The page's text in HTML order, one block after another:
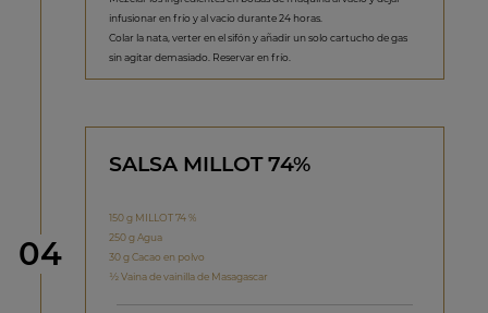
infusionar en frío y al vacío durante 24 horas.
Colar la nata, verter en el sifón y añadir un solo cartucho de gas
sin agitar demasiado. Reservar en frío.
Paso
04
SALSA MILLOT 74%
150 g MILLOT 74 %
250 g Agua
30 g Cacao en polvo
½ Vaina de vainilla de Masagascar